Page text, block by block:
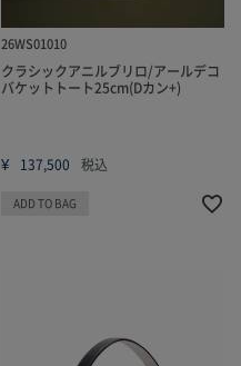
26WS01010
クラシックアニルブリロ/アールデコ
バケットトート25cm(Dカン+)
¥ 137,500 税込
ADD TO BAG